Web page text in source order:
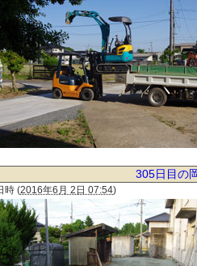
305日目の
時 (2016年6月 2日 07:54)